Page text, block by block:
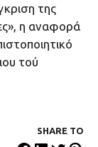
της
η αναφορά
τού
SHARE ΤΟ